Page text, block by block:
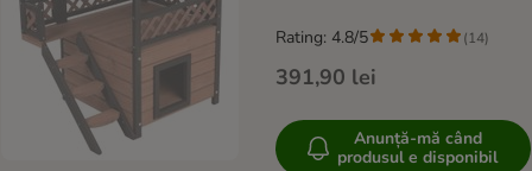
391,90 lei
Rating: 4.8/5 (14)
Anunță-mă când
produsul e disponibil